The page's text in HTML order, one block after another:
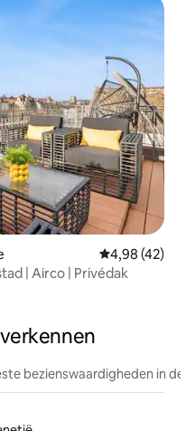
Gemiddelde
4,98 (42)
| Airco | Privédak
bezienswaardigheden in